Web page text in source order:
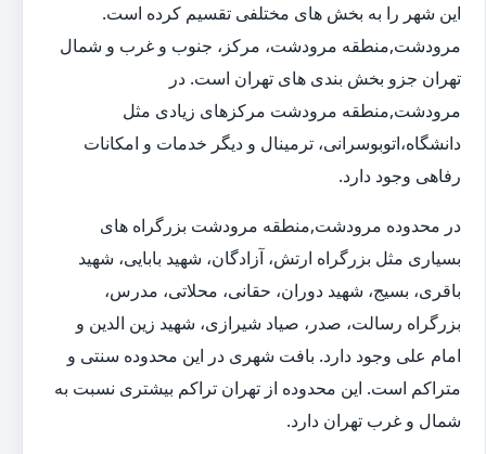
این شهر را به بخش های مختلفی تقسیم کرده است.
مرودشت,منطقه مرودشت، مرکز، جنوب و غرب و شمال
تهران جزو بخش بندی های تهران است. در
مرودشت,منطقه مرودشت مرکزهای زیادی مثل
دانشگاه،اتوبوسرانی، ترمینال و دیگر خدمات و امکانات
رفاهی وجود دارد.
در محدوده مرودشت,منطقه مرودشت بزرگراه های
بسیاری مثل بزرگراه ارتش، آزادگان، شهید بابایی، شهید
باقری، بسیج، شهید دوران، حقانی، محلاتی، مدرس،
بزرگراه رسالت، صدر، صیاد شیرازی، شهید زین الدین و
امام علی وجود دارد. بافت شهری در این محدوده سنتی و
متراکم است. این محدوده از تهران تراکم بیشتری نسبت به
شمال و غرب تهران دارد.